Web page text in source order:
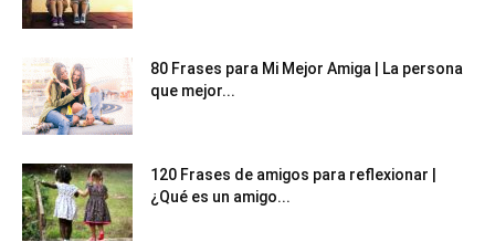
80 Frases para Mi Mejor Amiga | La persona
que mejor...
120 Frases de amigos para reflexionar |
¿Qué es un amigo...